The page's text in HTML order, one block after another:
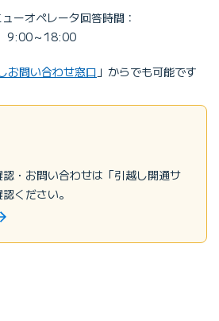
ーオペレータ回答時間：
9:00～18:00
お問い合わせ窓口 」からでも可能です
・お問い合わせは「引越し開通サ
ください。